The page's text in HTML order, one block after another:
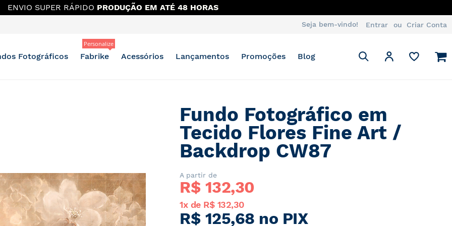
MAIS DESCONTO?OUTLET E BAZAR NO GRUPO DO WHATSAPP
Seja bem-vindo! Entrar Criar Conta
Fotográficos Fabrike
Personalize
Acessórios Lançamentos Promoções Blog
Pesquisa
Pesquisa
Minha Conta
Fundo Fotográfico em
Tecido Flores Fine Art /
Backdrop CW87
A partir de
R$ 132,30
1x de R$ 132,30
R$ 125,68 no PIX